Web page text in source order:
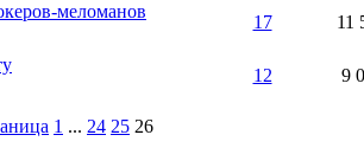
меломанов
17 11
12 9
1 ... 24 25 26